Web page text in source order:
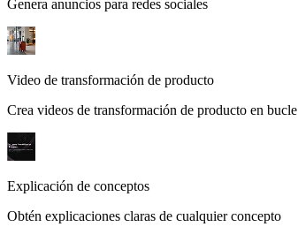
Genera anuncios para redes sociales
Video de transformación de producto
Crea videos de transformación de producto en bucle
Explicación de conceptos
Obtén explicaciones claras de cualquier concepto